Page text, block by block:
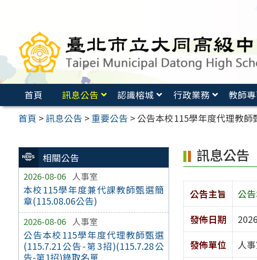
要
容
首頁 訊息公告 認識榕城 行政業務 教師
首頁 >訊息公告 > 重要公告 > 公告本校115學年度代理教
相關公告
2026-08-06 人事室
本校115學年度兼代課教師甄選簡
章(115.08.06公告)
2026-08-06 人事室
公告本校115學年度代理教師甄選
(115.7.21公告-第3招)(115.7.28公
告-第1招)錄取名單
訊息公告
公告主旨
公
發佈日期
發佈單位
人